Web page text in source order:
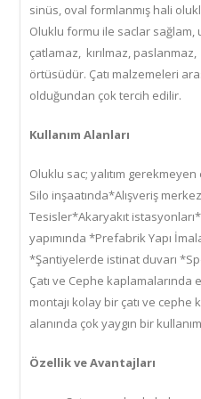
sinüs, oval formlanmış hali
Oluklu formu ile saclar
çatlamaz, kırılmaz,
örtüsüdür. Çatı malzemeleri
olduğundan çok tercih edilir.
Kullanım Alanları
Oluklu sac; yalıtım
Silo inşaatında*Alışveriş
Tesisler*Akaryakıt
yapımında *Prefabrik Yapı
*Şantiyelerde istinat duvarı
Çatı ve Cephe kaplamalarında
montajı kolay bir çatı ve
alanında çok yaygın bir
Özellik ve Avantajları